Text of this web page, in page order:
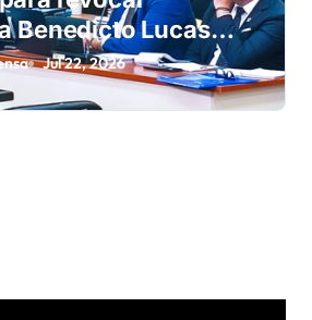
Benedicto Lucas
Jul 22, 2026